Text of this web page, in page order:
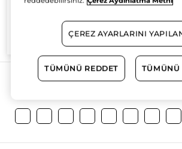
%100
aktifler
tarım
Daha Fazlasını
ÇEREZ AYARLARINI
TÜMÜNÜ REDDET TÜMÜNÜ